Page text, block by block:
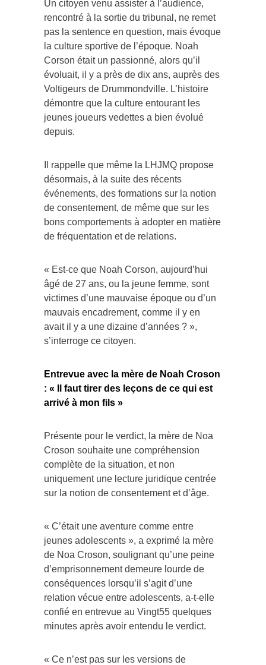
Un citoyen venu assister à l’audience,
rencontré à la sortie du tribunal, ne remet
pas la sentence en question, mais évoque
la culture sportive de l’époque. Noah
Corson était un passionné, alors qu’il
évoluait, il y a près de dix ans, auprès des
Voltigeurs de Drummondville. L’histoire
démontre que la culture entourant les
jeunes joueurs vedettes a bien évolué
depuis.
Il rappelle que même la LHJMQ propose
désormais, à la suite des récents
événements, des formations sur la notion
de consentement, de même que sur les
bons comportements à adopter en matière
de fréquentation et de relations.
« Est-ce que Noah Corson, aujourd’hui
âgé de 27 ans, ou la jeune femme, sont
victimes d’une mauvaise époque ou d’un
mauvais encadrement, comme il y en
avait il y a une dizaine d’années ? »,
s’interroge ce citoyen.
Entrevue avec la mère de Noah Croson
: « Il faut tirer des leçons de ce qui est
arrivé à mon fils »
Présente pour le verdict, la mère de Noa
Croson souhaite une compréhension
complète de la situation, et non
uniquement une lecture juridique centrée
sur la notion de consentement et d’âge.
« C’était une aventure comme entre
jeunes adolescents », a exprimé la mère
de Noa Croson, soulignant qu’une peine
d’emprisonnement demeure lourde de
conséquences lorsqu’il s’agit d’une
relation vécue entre adolescents, a-t-elle
confié en entrevue au Vingt55 quelques
minutes après avoir entendu le verdict.
« Ce n’est pas sur les versions de